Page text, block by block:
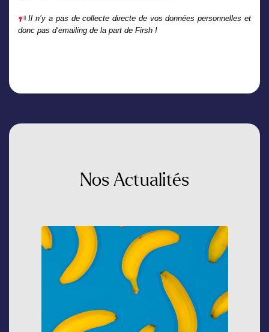
Il n’y a pas de collecte directe de vos données personnelles et
donc pas d’emailing de la part de Firsh !
Nos Actualités